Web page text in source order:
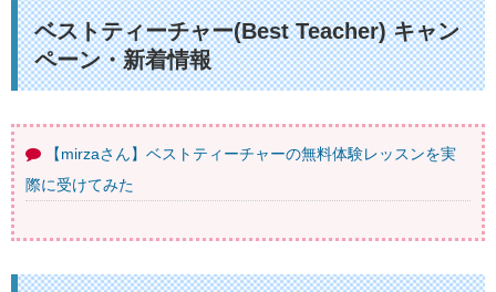
ベストティーチャー(Best Teacher) キャン
ペーン・新着情報
【mirzaさん】ベストティーチャーの無料体験レッスンを実
際に受けてみた